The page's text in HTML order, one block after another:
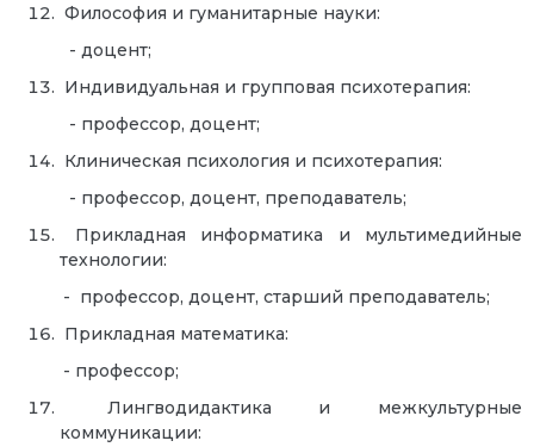
Философия и гуманитарные науки:
- доцент;
Индивидуальная и групповая психотерапия:
- профессор, доцент;
Клиническая психология и психотерапия:
- профессор, доцент, преподаватель;
Прикладная информатика и мультимедийные
технологии:
- профессор, доцент, старший преподаватель;
Прикладная математика:
- профессор;
Лингводидактика и межкультурные
коммуникации: